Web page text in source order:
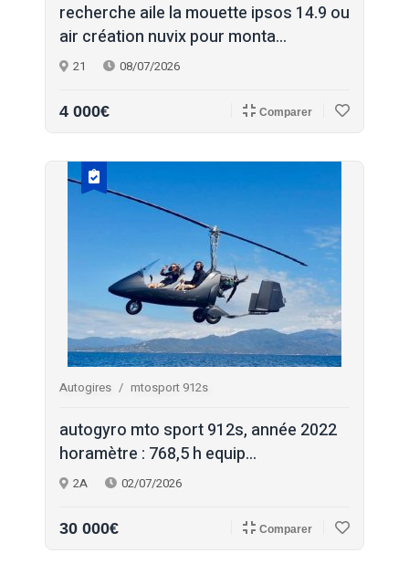
recherche aile la mouette ipsos 14.9 ou
air création nuvix pour monta...
21 08/07/2026
4 000€ Comparer
Autogires mtosport 912s
autogyro mto sport 912s, année 2022
horamètre : 768,5 h equip...
2A 02/07/2026
30 000€ Comparer